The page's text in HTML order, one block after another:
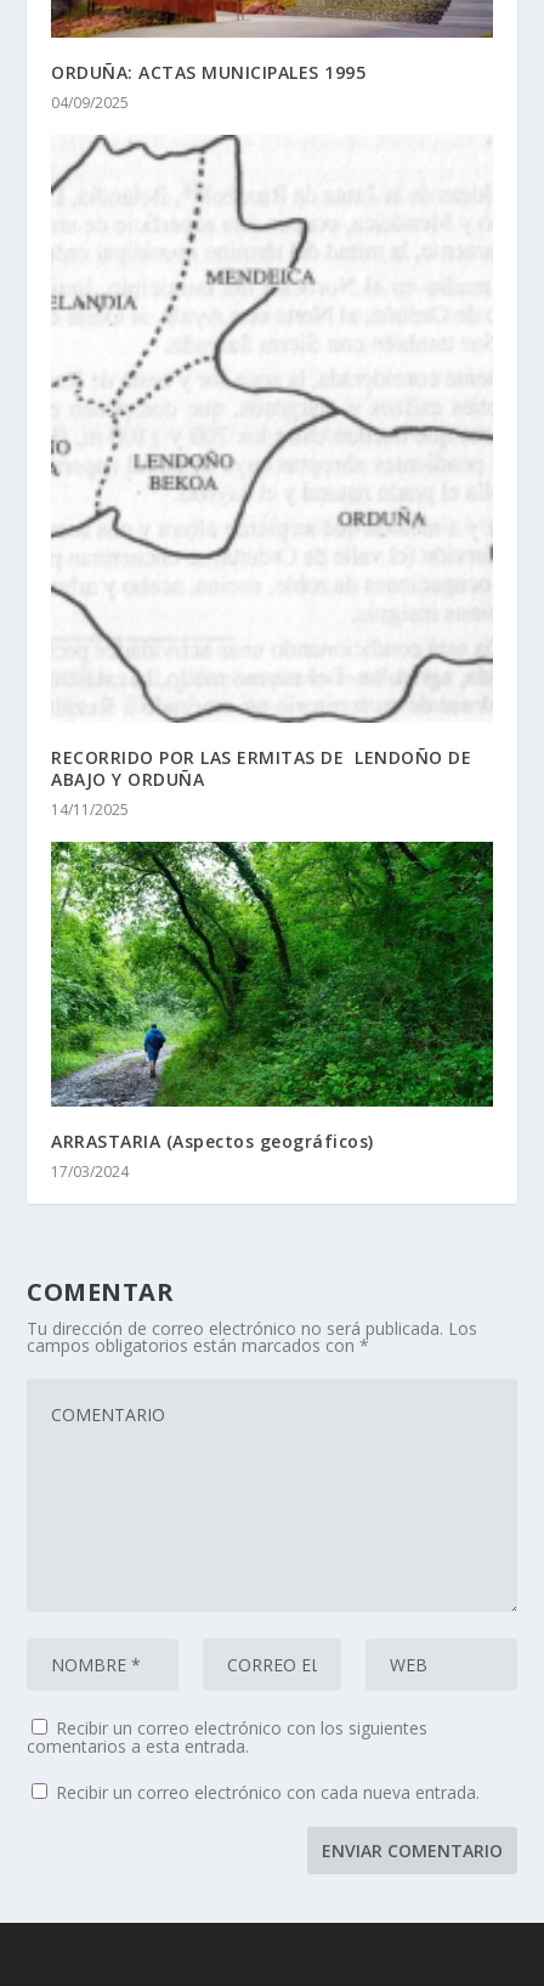
ORDUÑA: ACTAS MUNICIPALES 1995
04/09/2025
RECORRIDO POR LAS ERMITAS DE LENDOÑO DE
ABAJO Y ORDUÑA
14/11/2025
ARRASTARIA (Aspectos geográficos)
17/03/2024
COMENTAR
Tu dirección de correo electrónico no será publicada. Los
campos obligatorios están marcados con*
Recibir un correo electrónico con los siguientes
comentarios a esta entrada.
Recibir un correo electrónico con cada nueva entrada.